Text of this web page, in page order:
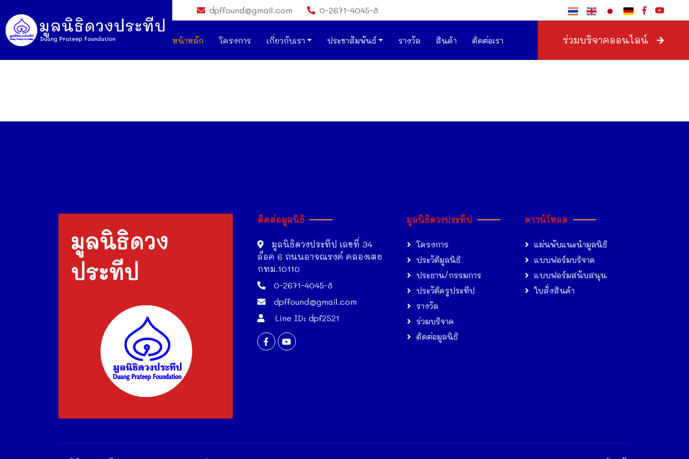
dpffound@gmail.com 0-2671-4045-8
หน้าหลัก โครงการ เกี่ยวกับเรา ประชาสัมพันธ์ รางวัล สินค้า ติดต่อเรา ร่วมบริจาคออนไลน์
มูลนิธิดวง
ประทีป
ติดต่อมูลนิธิ
มูลนิธิดวงประทีป เลขที่ 34
ล็อค 6 ถนนอาจณรงค์ คลองเตย
กทม.10110
0-2671-4045-8
dpffound@gmail.com
Line ID: dpf2521
มูลนิธิดวงประทีป
โครงการ
ประวัติมูลนิธิ
ประธาน/กรรมการ
ประวัติครูประทีป
รางวัล
ร่วมบริจาค
ติดต่อมูลนิธิ
ดาวน์โหลด
แผ่นพับแนะนำมูลนิธิ
แบบฟอร์มบริจาค
แบบฟอร์มสนับสนุน
ใบสั่งสินค้า